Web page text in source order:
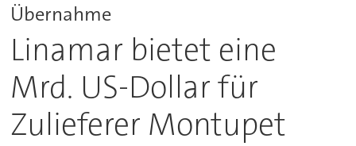
Übernahme
Linamar bietet eine
Mrd. US-Dollar für
Zulieferer Montupet